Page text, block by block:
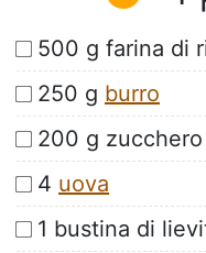
500 g farina di
250 g burro
200 g
4 uova
1 bustina di